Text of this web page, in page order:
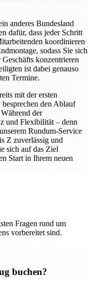
anderes Bundesland
dafür, dass jeder Schritt
koordinieren
sodass Sie sich
konzentrieren
ist dabei genauso
Termine.
mit der ersten
den Ablauf
der
und Flexibilität – denn
Rundum-Service
Z zuverlässig und
sich auf das Ziel
Start in Ihrem neuen
Fragen rund um
vorbereitet sind.
buchen?